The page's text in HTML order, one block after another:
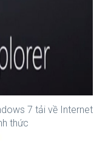
7 tải về Internet
thức